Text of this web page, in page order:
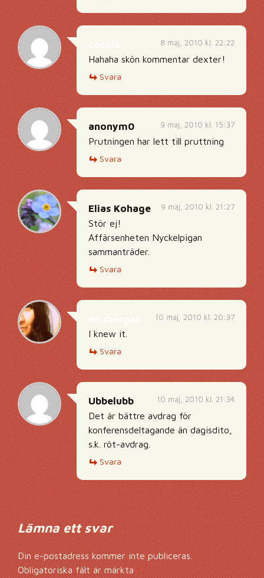
8 maj, 2010 kl. 22:22
Hahaha skön kommentar dexter!
Svara
9 maj, 2010 kl. 15:37
anonym0
Prutningen har lett till pruttning
Svara
9 maj, 2010 kl. 21:27
Elias Kohage
Stör ej!
Affärsenheten Nyckelpigan
sammanträder.
Svara
10 maj, 2010 kl. 20:37
I knew it.
Svara
10 maj, 2010 kl. 21:34
Ubbelubb
Det är bättre avdrag för
konferensdeltagande än dagisdito,
s.k. röt-avdrag.
Svara
Lämna ett svar
Din e-postadress kommer inte publiceras.
Obligatoriska fält är märkta*